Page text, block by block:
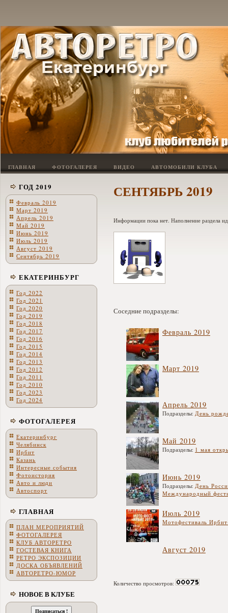
ГЛАВНАЯ ФОТОГАЛЕРЕЯ ВИДЕО АВТОМОБИЛИ КЛУБА
ГОД 2019
Февраль 2019
Март 2019
Апрель 2019
Май 2019
Июнь 2019
Июль 2019
Август 2019
Сентябрь 2019
ЕКАТЕРИНБУРГ
Год 2022
Год 2021
Год 2020
Год 2019
Год 2018
Год 2017
Год 2016
Год 2015
Год 2014
Год 2013
Год 2012
Год 2011
Год 2010
Год 2023
Год 2024
ФОТОГАЛЕРЕЯ
Екатеринбург
Челябинск
Ирбит
Казань
Интересные события
Фотоистория
Авто и люди
Автоспорт
ГЛАВНАЯ
ПЛАН МЕРОПРИЯТИЙ
ФОТОГАЛЕРЕЯ
КЛУБ АВТОРЕТРО
ГОСТЕВАЯ КНИГА
РЕТРО ЭКСПОЗИЦИИ
ДОСКА ОБЪЯВЛЕНИЙ
АВТОРЕТРО-ЮМОР
НОВОЕ В КЛУБЕ
СЕНТЯБРЬ 2019
Информации пока нет. Наполнение раздела
Соседние подразделы:
Февраль 2019
Март 2019
Апрель 2019
Подразделы: День
Май 2019
Подразделы: 1 мая
Июнь 2019
Подразделы: День
Международный
Июль 2019
Мотофестиваль
Август 2019
Количество просмотров: